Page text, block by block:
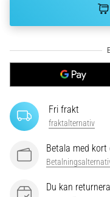
9 min. läsning
Löparknä:
Orsaker,
behandling
och
förebyggande
Löparknä,
Fri frakt
fraktalternativ
Betala med
Du kan